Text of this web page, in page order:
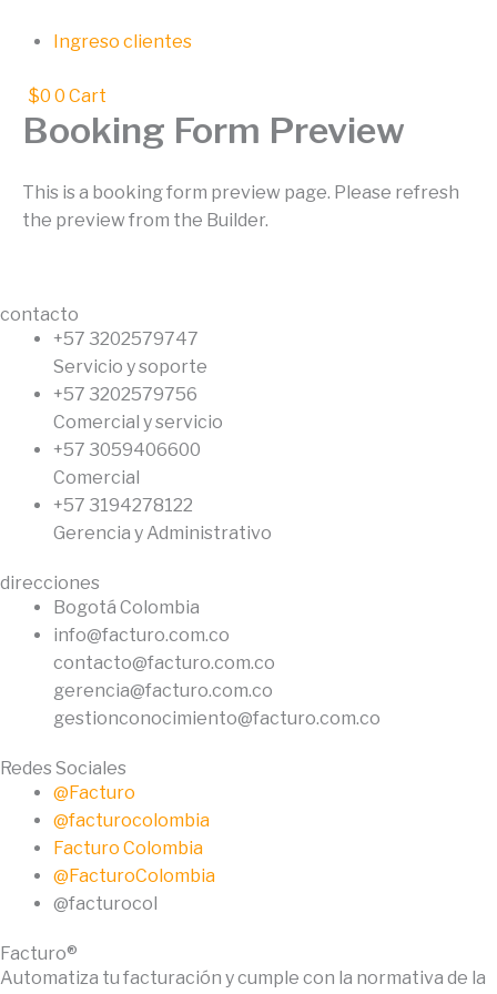
Ingreso clientes
$0 0 Cart
Booking Form Preview
This is a booking form preview page. Please refresh
the preview from the Builder.
contacto
+57 3202579747
Servicio y soporte
+57 3202579756
Comercial y servicio
+57 3059406600
Comercial
+57 3194278122
Gerencia y Administrativo
direcciones
Bogotá Colombia
info@facturo.com.co
contacto@facturo.com.co
gerencia@facturo.com.co
gestionconocimiento@facturo.com.co
Redes Sociales
@Facturo
@facturocolombia
Facturo Colombia
@FacturoColombia
@facturocol
Facturo®
Automatiza tu facturación y cumple con la normativa de la